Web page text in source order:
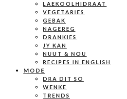
LAEKOOLHIDRAAT
VEGETARIES
GEBAK
NAGEREG
DRANKIES
JY KAN
NUUT & NOU
RECIPES IN ENGLISH
MODE
DRA DIT SO
WENKE
TRENDS